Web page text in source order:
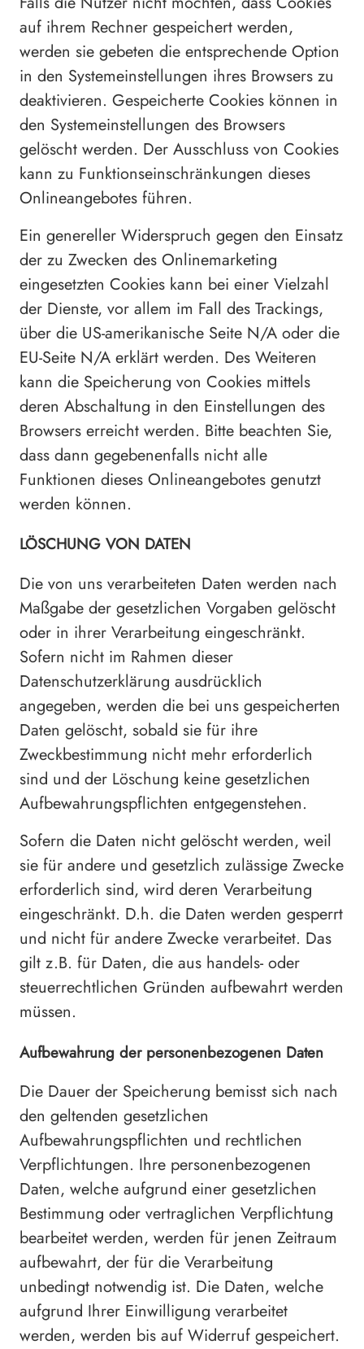
auf ihrem Rechner gespeichert werden,
werden sie gebeten die entsprechende Option
in den Systemeinstellungen ihres Browsers zu
deaktivieren. Gespeicherte Cookies können in
den Systemeinstellungen des Browsers
gelöscht werden. Der Ausschluss von Cookies
kann zu Funktionseinschränkungen dieses
Onlineangebotes führen.
Ein genereller Widerspruch gegen den Einsatz
der zu Zwecken des Onlinemarketing
eingesetzten Cookies kann bei einer Vielzahl
der Dienste, vor allem im Fall des Trackings,
über die US-amerikanische Seite N/A oder die
EU-Seite N/A erklärt werden. Des Weiteren
kann die Speicherung von Cookies mittels
deren Abschaltung in den Einstellungen des
Browsers erreicht werden. Bitte beachten Sie,
dass dann gegebenenfalls nicht alle
Funktionen dieses Onlineangebotes genutzt
werden können.
LÖSCHUNG VON DATEN
Die von uns verarbeiteten Daten werden nach
Maßgabe der gesetzlichen Vorgaben gelöscht
oder in ihrer Verarbeitung eingeschränkt.
Sofern nicht im Rahmen dieser
Datenschutzerklärung ausdrücklich
angegeben, werden die bei uns gespeicherten
Daten gelöscht, sobald sie für ihre
Zweckbestimmung nicht mehr erforderlich
sind und der Löschung keine gesetzlichen
Aufbewahrungspflichten entgegenstehen.
Sofern die Daten nicht gelöscht werden, weil
sie für andere und gesetzlich zulässige Zwecke
erforderlich sind, wird deren Verarbeitung
eingeschränkt. D.h. die Daten werden gesperrt
und nicht für andere Zwecke verarbeitet. Das
gilt z.B. für Daten, die aus handels- oder
steuerrechtlichen Gründen aufbewahrt werden
müssen.
Aufbewahrung der personenbezogenen Daten
Die Dauer der Speicherung bemisst sich nach
den geltenden gesetzlichen
Aufbewahrungspflichten und rechtlichen
Verpflichtungen. Ihre personenbezogenen
Daten, welche aufgrund einer gesetzlichen
Bestimmung oder vertraglichen Verpflichtung
bearbeitet werden, werden für jenen Zeitraum
aufbewahrt, der für die Verarbeitung
unbedingt notwendig ist. Die Daten, welche
aufgrund Ihrer Einwilligung verarbeitet
werden, werden bis auf Widerruf gespeichert.